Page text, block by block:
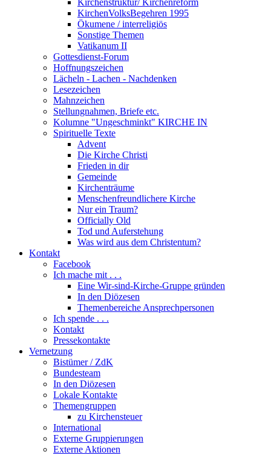
Kirchenstruktur/ Kirchenreform
KirchenVolksBegehren 1995
Ökumene / interreligiös
Sonstige Themen
Vatikanum II
Gottesdienst-Forum
Hoffnungszeichen
Lächeln - Lachen - Nachdenken
Lesezeichen
Mahnzeichen
Stellungnahmen, Briefe etc.
Kolumne "Ungeschminkt" KIRCHE IN
Spirituelle Texte
Advent
Die Kirche Christi
Frieden in dir
Gemeinde
Kirchenträume
Menschenfreundlichere Kirche
Nur ein Traum?
Officially Old
Tod und Auferstehung
Was wird aus dem Christentum?
Kontakt
Facebook
Ich mache mit . . .
Eine Wir-sind-Kirche-Gruppe gründen
In den Diözesen
Themenbereiche Ansprechpersonen
Ich spende . . .
Kontakt
Pressekontakte
Vernetzung
Bistümer / ZdK
Bundesteam
In den Diözesen
Lokale Kontakte
Themengruppen
zu Kirchensteuer
International
Externe Gruppierungen
Externe Aktionen